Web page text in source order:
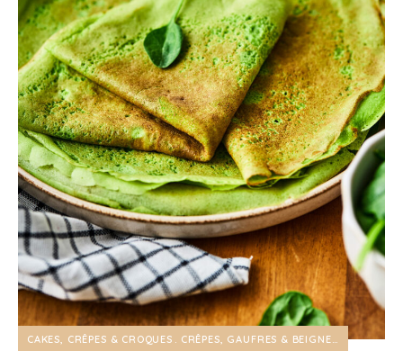
CAKES, CRÊPES & CROQUES CRÊPES, GAUFRES & BEIGNETS